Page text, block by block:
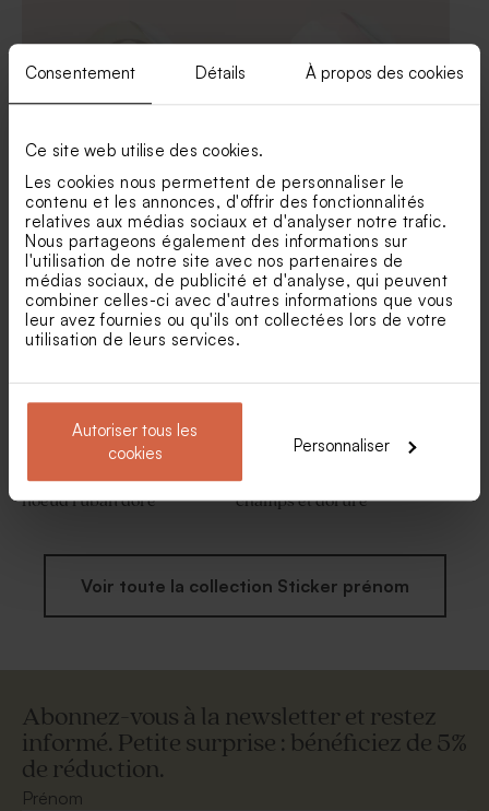
Consentement Détails À propos des cookies
Ce site web utilise des cookies.
Les cookies nous permettent de personnaliser le
contenu et les annonces, d'offrir des fonctionnalités
relatives aux médias sociaux et d'analyser notre trafic.
Nous partageons également des informations sur
l'utilisation de notre site avec nos partenaires de
médias sociaux, de publicité et d'analyse, qui peuvent
combiner celles-ci avec d'autres informations que vous
leur avez fournies ou qu'ils ont collectées lors de votre
utilisation de leurs services.
Autoriser tous les
cookies
Personnaliser
Bobine ruban coton
communion 15 mm beige
Diffuseur de parfum
communion en verre
Sticker autocollant baptême
initiale et dorure
Sticker rond communion
aquarelle et confettis rose
gold
Sticker rond communion
noeud ruban doré
Sticker baptême fleurs des
champs et dorure
Voir toute la collection Sticker prénom
Abonnez-vous à la newsletter et restez
informé. Petite surprise : bénéficiez de 5%
de réduction.
Prénom